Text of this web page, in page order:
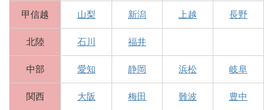
甲信越 山梨 新潟 上越 長野
北陸 石川 福井
中部 愛知 静岡 浜松 岐阜
関西 大阪 梅田 難波 豊中